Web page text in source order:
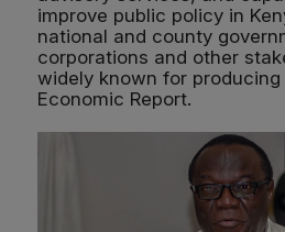
improve public policy in
national and county
corporations and other
widely known for producing
Economic Report.